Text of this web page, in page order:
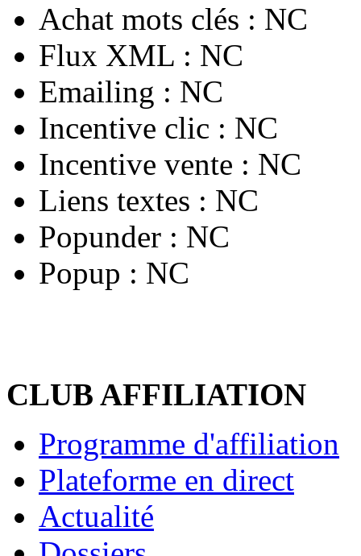
Achat mots clés : NC
Flux XML : NC
Emailing : NC
Incentive clic : NC
Incentive vente : NC
Liens textes : NC
Popunder : NC
Popup : NC
CLUB AFFILIATION
Programme d'affiliation
Plateforme en direct
Actualité